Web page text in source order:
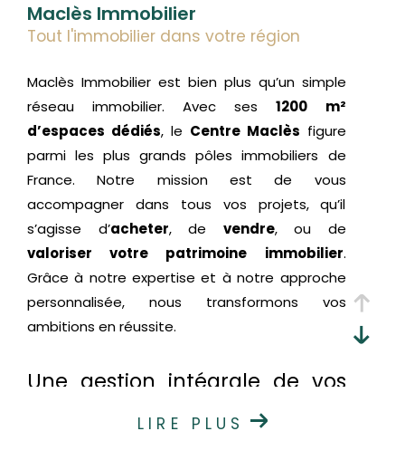
Maclès Immobilier
Tout l'immobilier dans votre région
Maclès Immobilier est bien plus qu’un simple
réseau immobilier. Avec ses1200 m²
d’espaces dédiés, le Centre Maclès figure
parmi les plus grands pôles immobiliers de
France. Notre mission est de vous
accompagner dans tous vos projets, qu’il
s’agisse d’acheter, de vendre, ou de
valoriser votre patrimoine immobilier.
Grâce à notre expertise et à notre approche
personnalisée, nous transformons vos
ambitions en réussite.
Une gestion intégrale de vos
projets immobiliers
LIRE PLUS